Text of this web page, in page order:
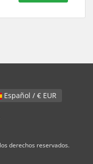
Español / € EUR
derechos reservados.